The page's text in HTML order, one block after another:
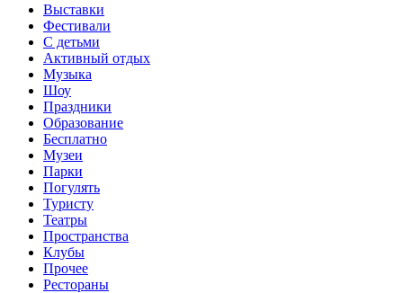
Выставки
Фестивали
С детьми
Активный отдых
Музыка
Шоу
Праздники
Образование
Бесплатно
Музеи
Парки
Погулять
Туристу
Театры
Пространства
Клубы
Прочее
Рестораны